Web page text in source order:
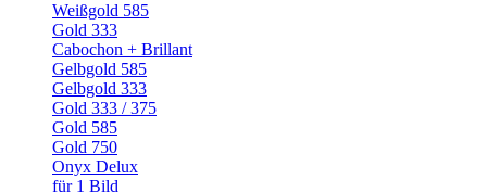
Weißgold 585
Gold 333
Cabochon + Brillant
Gelbgold 585
Gelbgold 333
Gold 333 / 375
Gold 585
Gold 750
Onyx Delux
für 1 Bild